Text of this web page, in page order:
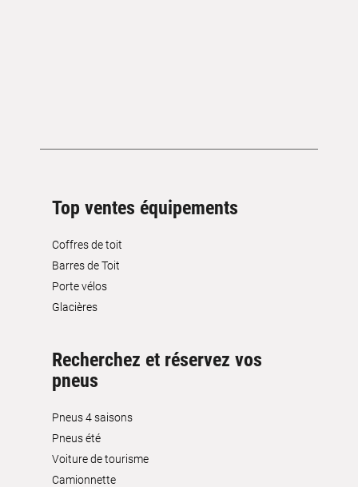
Top ventes équipements
Coffres de toit
Barres de Toit
Porte vélos
Glacières
Recherchez et réservez vos
pneus
Pneus 4 saisons
Pneus été
Voiture de tourisme
Camionnette